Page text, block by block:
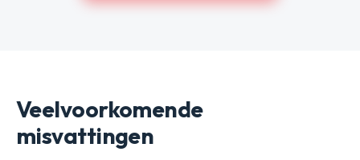
Veelvoorkomende
misvattingen